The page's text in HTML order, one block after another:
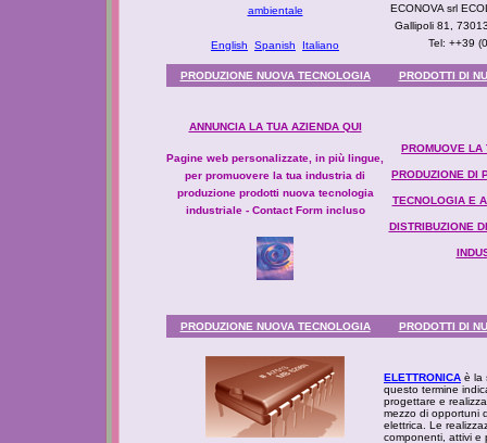
ambientale
English Spanish Italiano
ECONOVA srl
Gallipoli 81,
Tel: ++39
PRODUZIONE NUOVA TECNOLOGIA PRODOTTI DI
ANNUNCIA LA TUA AZIENDA QUI
Pagine web personalizzate, in più lingue,
per promuovere la tua industria di
produzione prodotti nuova tecnologia
industriale - Contact Form incluso
PROMUOVE LA
PRODUZIONE DI
TECNOLOGIA E
DISTRIBUZIONE
PRODUZIONE NUOVA TECNOLOGIA PRODOTTI DI
ELETTRONICA è la
questo termine
progettare e
mezzo di opportuni
elettrica. Le
componenti, attivi e